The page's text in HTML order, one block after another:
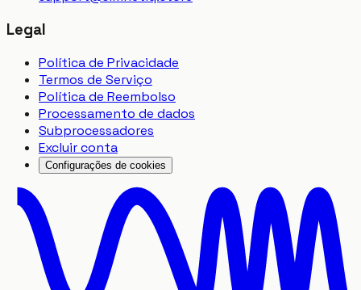
Legal
Política de Privacidade
Termos de Serviço
Política de Reembolso
Processamento de dados
Subprocessadores
Excluir conta
Configurações de cookies